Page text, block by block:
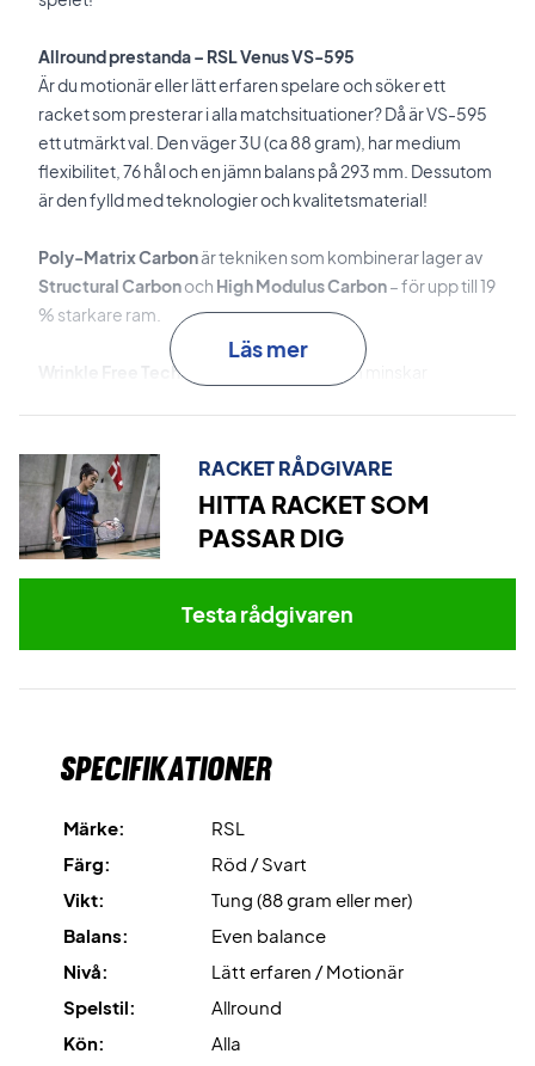
Allround prestanda – RSL Venus VS-595
Är du motionär eller lätt erfaren spelare och söker ett
racket som presterar i alla matchsituationer? Då är VS-595
ett utmärkt val. Den väger 3U (ca 88 gram), har medium
flexibilitet, 76 hål och en jämn balans på 293 mm. Dessutom
är den fylld med teknologier och kvalitetsmaterial!
Poly-Matrix Carbonär tekniken som kombinerar lager av
Structural Carbonoch High Modulus Carbon– för upp till 19
% starkare ram.
Wrinkle Free Technology
är tekniken som minskar
Anti Twist Technology minskar vridning i skaftet.
Super Thin Shaft 7.0
är det extra tunna skaftet som minskar
luftmotståndet för snabbare svingar.
Ta kontrollen på banan – köp detta RSL badmintonracket
att köpa till professionell strängning.
med Ashaway Zymax 68 TX och 10,5 kg hårdhet.
Levereras utan fodral.
Läs mer
RACKET RÅDGIVARE
HITTA RACKET SOM
PASSAR DIG
Testa rådgivaren
Specifikationer
Märke:
RSL
Färg:
Röd / Svart
Vikt:
Tung (88 gram eller mer)
Balans:
Even balance
Nivå:
Lätt erfaren / Motionär
Spelstil:
Allround
Kön:
Alla